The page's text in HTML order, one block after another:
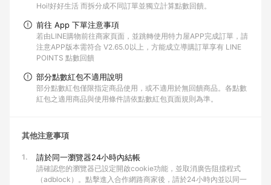
Hoi!好好生活 而拆分成不同訂單並獨立計算點數回饋。
前往 App 下單注意事項
若由LINE購物前往商家頁面，並跳轉使用特力屋APP完成訂單，請
注意APP版本需符合 V2.65.0以上，方能成立導購訂單享有 LINE
POINTS 點數回饋
部分點數紅包不適用說明
部分點數紅包僅限指定商品使用，或不適用於無回饋商品。各點數
紅包之適用商品與使用條件請依點數紅包頁面規則為準。
其他注意事項
1. 請於同一瀏覽器24小時內結帳
請確認您的瀏覽器已設定開啟cookie功能，並取消廣告阻擋程式
（adblock）。點擊進入合作網路商家後，請於24小時內並以同一